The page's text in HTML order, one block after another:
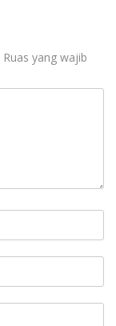
Ruas yang wajib